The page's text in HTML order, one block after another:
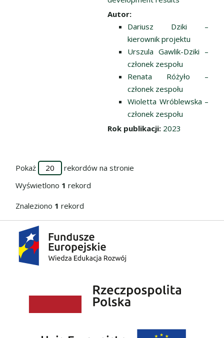
Autor:
Dariusz Dziki –
kierownik projektu
Urszula Gawlik-Dziki –
członek zespołu
Renata Różyło –
członek zespołu
Wioletta Wróblewska –
członek zespołu
Rok publikacji: 2023
Pokaż
rekordów na stronie
Wyświetlono 1 rekord
Znaleziono 1 rekord